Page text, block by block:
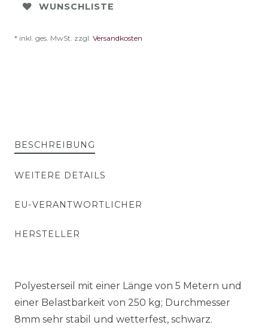
WUNSCHLISTE
* inkl. ges. MwSt. zzgl. Versandkosten
BESCHREIBUNG
WEITERE DETAILS
EU-VERANTWORTLICHER
HERSTELLER
Polyesterseil mit einer Länge von 5 Metern und
einer Belastbarkeit von 250 kg; Durchmesser
8mm sehr stabil und wetterfest, schwarz.